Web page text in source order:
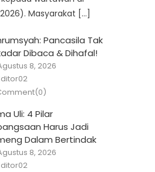
Masyarakat […]
Pancasila Tak
Dibaca & Dihafal!
8, 2026
Uli: 4 Pilar
Harus Jadi
Dalam Bertindak
8, 2026